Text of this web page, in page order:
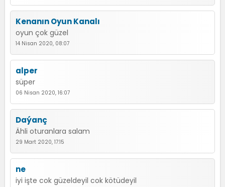
Kenanın Oyun Kanalı
oyun çok güzel
14 Nisan 2020, 08:07
alper
süper
06 Nisan 2020, 16:07
Daýanç
Ähli oturanlara salam
29 Mart 2020, 17:15
ne
iyi işte cok güzeldeyil cok kötüdeyil